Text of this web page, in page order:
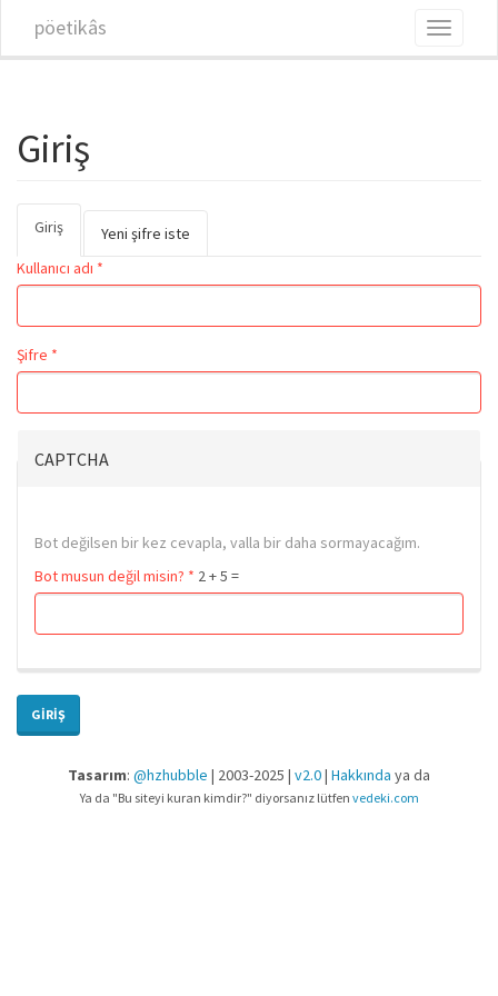
pöetikâs
Toggle
Giriş
Birincil sekmeler
Giriş
Yeni şifre iste
Kullanıcı adı *
Şifre *
CAPTCHA
Bot değilsen bir kez cevapla, valla bir daha sormayacağım.
Bot musun değil misin? * 2 + 5 =
GIRIŞ
Tasarım: @hzhubble | 2003-2025 | v2.0| Hakkında ya da
Ya da "Bu siteyi kuran kimdir?" diyorsanız lütfen vedeki.com